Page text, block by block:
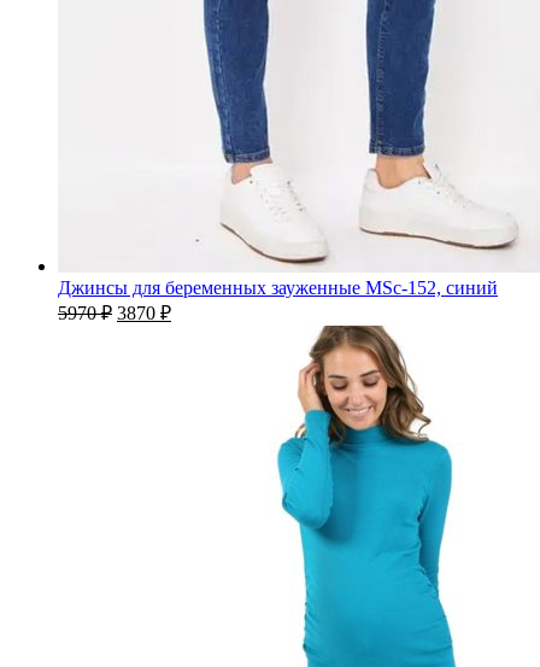
Джинсы для беременных зауженные MSc-152, синий
5970₽ 3870 ₽